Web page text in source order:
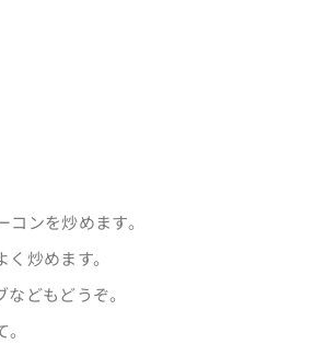
ンを炒めます。
炒めます。
どもどうぞ。